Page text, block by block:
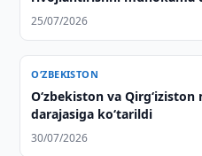
25/07/2026
O‘ZBEKISTON
Oʻzbekiston va
darajasiga koʻtarildi
30/07/2026